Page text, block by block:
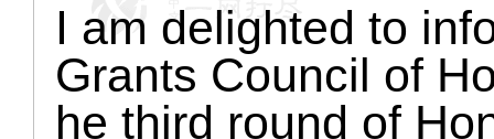
I am delighted to
Grants Council of
he third round of